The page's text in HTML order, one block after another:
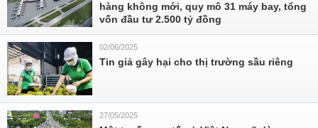
hàng không mới, quy mô 31 máy bay, tổng
vốn đầu tư 2.500 tỷ đồng
02/06/2025
Tin giả gây hại cho thị trường sầu riêng
27/05/2025